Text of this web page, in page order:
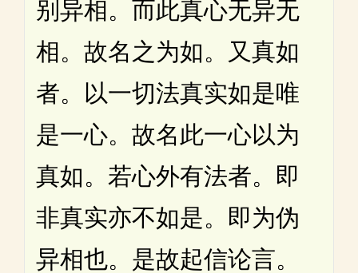
别异相。而此真心无异无
相。故名之为如。又真如
者。以一切法真实如是唯
是一心。故名此一心以为
真如。若心外有法者。即
非真实亦不如是。即为伪
异相也。是故起信论言。